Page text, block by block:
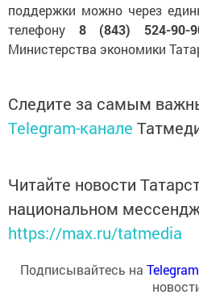
поддержки можно через
телефону 8 (843) 524-90-
Министерства экономики
Следите за самым
Telegram-канале
Читайте новости
национальном
https://max.ru/tatmedia
Подписывайтесь на